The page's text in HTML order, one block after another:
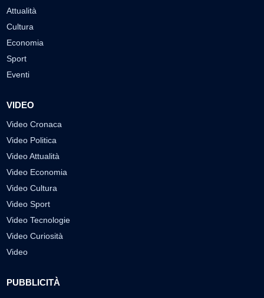
Attualità
Cultura
Economia
Sport
Eventi
VIDEO
Video Cronaca
Video Politica
Video Attualità
Video Economia
Video Cultura
Video Sport
Video Tecnologie
Video Curiosità
Video
PUBBLICITÀ